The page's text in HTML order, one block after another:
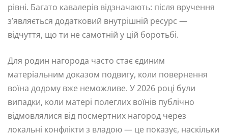
рівні. Багато кавалерів відзначають: після вручення
з’являється додатковий внутрішній ресурс —
відчуття, що ти не самотній у цій боротьбі.
Для родин нагорода часто стає єдиним
матеріальним доказом подвигу, коли повернення
воїна додому вже неможливе. У 2026 році були
випадки, коли матері полеглих воїнів публічно
відмовлялися від посмертних нагород через
локальні конфлікти з владою — це показує, наскільки